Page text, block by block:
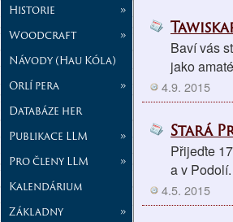
Historie
»
Woodcraft
»
Návody (Hau Kóla)
Orlí pera
»
Databáze her
Publikace LLM
»
Pro členy LLM
»
Kalendárium
Základny
»
Baví vás
jako
4.9. 2015
Stará
Přijeďte
a v Podolí.
4.5. 2015